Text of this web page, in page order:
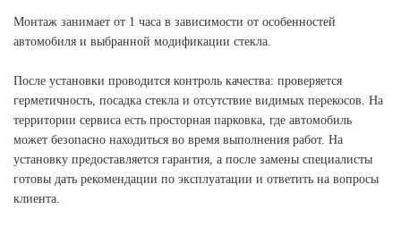
Монтаж занимает от 1 часа в зависимости от особенностей
автомобиля и выбранной модификации стекла.
После установки проводится контроль качества: проверяется
герметичность, посадка стекла и отсутствие видимых перекосов. На
территории сервиса есть просторная парковка, где автомобиль
может безопасно находиться во время выполнения работ. На
установку предоставляется гарантия, а после замены специалисты
готовы дать рекомендации по эксплуатации и ответить на вопросы
клиента.